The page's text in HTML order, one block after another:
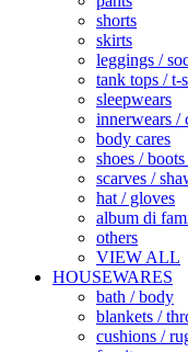
shorts
skirts
leggings /
tank tops / t-
sleepwears
innerwears /
body cares
shoes /
scarves /
hat / gloves
album di
others
VIEW ALL
HOUSEWARES
bath / body
blankets /
cushions /